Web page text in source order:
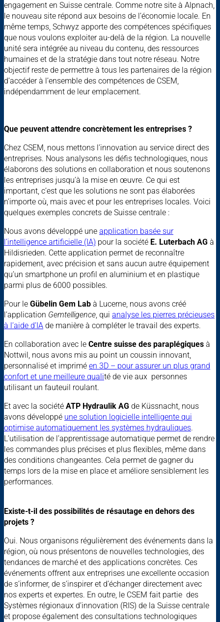
engagement en Suisse centrale. Comme notre site à Alpnach,
le nouveau site répond aux besoins de l’économie locale. En
même temps, Schwyz apporte des compétences spécifiques
que nous voulons exploiter au-delà de la région. La nouvelle
unité sera intégrée au niveau du contenu, des ressources
humaines et de la stratégie dans tout notre réseau. Notre
objectif reste de permettre à tous les partenaires de la région
d’accéder à l’ensemble des compétences de CSEM,
indépendamment de leur emplacement.
Que peuvent attendre concrètement les entreprises ?
Chez CSEM, nous mettons l’innovation au service direct des
entreprises. Nous analysons les défis technologiques, nous
élaborons des solutions en collaboration et nous soutenons
les entreprises jusqu’à la mise en œuvre. Ce qui est
important, c’est que les solutions ne sont pas élaborées
n’importe où, mais avec et pour les entreprises locales. Voici
quelques exemples concrets de Suisse centrale :
Nous avons développé une application basée sur
l’intelligence artificielle (IA) pour la société E. Luterbach AG à
Hildisrieden. Cette application permet de reconnaître
rapidement, avec précision et sans aucun autre équipement
qu’un smartphone un profil en aluminium et en plastique
parmi plus de 6000 possibles.
Pour le Gübelin Gem Lab à Lucerne, nous avons créé
l’application Gemtelligence, qui analyse les pierres précieuses
à l’aide d’IA de manière à compléter le travail des experts.
En collaboration avec le Centre suisse des paraplégiques à
Nottwil, nous avons mis au point un coussin innovant,
personnalisé et imprimé en 3D – pour assurer un plus grand
confort et une meilleure qualité de vie aux personnes
utilisant un fauteuil roulant.
Et avec la société ATP Hydraulik AG de Küssnacht, nous
avons développé une solution logicielle intelligente qui
optimise automatiquement les systèmes hydrauliques.
L’utilisation de l’apprentissage automatique permet de rendre
les commandes plus précises et plus flexibles, même dans
des conditions changeantes. Cela permet de gagner du
temps lors de la mise en place et améliore sensiblement les
performances.
Existe-t-il des possibilités de résautage en dehors des
projets ?
Oui. Nous organisons régulièrement des événements dans la
région, où nous présentons de nouvelles technologies, des
tendances de marché et des applications concrètes. Ces
événements offrent aux entreprises une excellente occasion
de s’informer, de s’inspirer et d’échanger directement avec
nos experts et expertes. En outre, le CSEM fait partie des
Systèmes régionaux d’innovation (RIS) de la Suisse centrale
et propose également des consultations technologiques